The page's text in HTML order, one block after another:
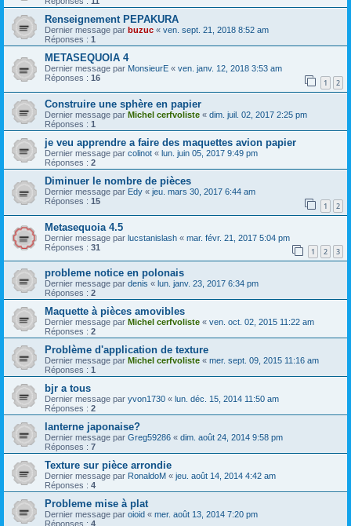
Renseignement PEPAKURA
Dernier message par buzuc « ven. sept. 21, 2018 8:52 am
Réponses : 1
METASEQUOIA 4
Dernier message par MonsieurE « ven. janv. 12, 2018 3:53 am
Réponses : 16 1 2
Construire une sphère en papier
Dernier message par Michel cerfvoliste « dim. juil. 02, 2017 2:25 pm
Réponses : 1
je veu apprendre a faire des maquettes avion papier
Dernier message par colinot « lun. juin 05, 2017 9:49 pm
Réponses : 2
Diminuer le nombre de pièces
Dernier message par Edy « jeu. mars 30, 2017 6:44 am
Réponses : 15 1 2
Metasequoia 4.5
Dernier message par lucstanislash « mar. févr. 21, 2017 5:04 pm
Réponses : 31 1 2 3
probleme notice en polonais
Dernier message par denis « lun. janv. 23, 2017 6:34 pm
Réponses : 2
Maquette à pièces amovibles
Dernier message par Michel cerfvoliste « ven. oct. 02, 2015 11:22 am
Réponses : 2
Problème d'application de texture
Dernier message par Michel cerfvoliste « mer. sept. 09, 2015 11:16 am
Réponses : 1
bjr a tous
Dernier message par yvon1730 « lun. déc. 15, 2014 11:50 am
Réponses : 2
lanterne japonaise?
Dernier message par Greg59286 « dim. août 24, 2014 9:58 pm
Réponses : 7
Texture sur pièce arrondie
Dernier message par RonaldoM « jeu. août 14, 2014 4:42 am
Réponses : 4
Probleme mise à plat
Dernier message par oioid « mer. août 13, 2014 7:20 pm
Réponses : 4